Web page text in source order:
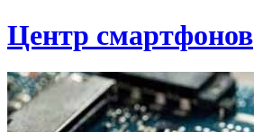
Центр смартфонов